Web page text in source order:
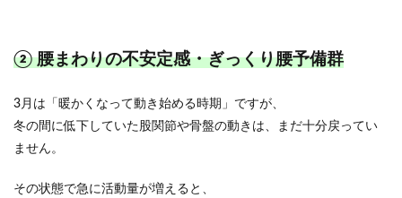
② 腰まわりの不安定感・ぎっくり腰予備群
3月は「暖かくなって動き始める時期」ですが、
冬の間に低下していた股関節や骨盤の動きは、まだ十分戻ってい
ません。
その状態で急に活動量が増えると、